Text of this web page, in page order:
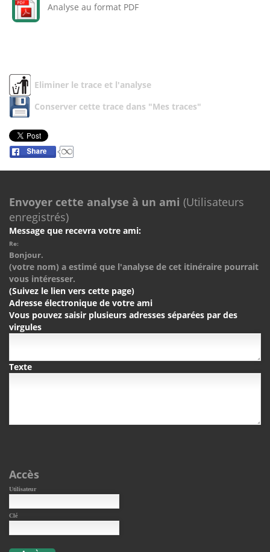
Analyse au format PDF
Eliminer le trace et l'analyse
Conserver cette trace dans "Mes traces"
Envoyer cette analyse à un ami (Utilisateurs
enregistrés)
Message que recevra votre ami:
Re:
Bonjour.
(votre nom) a estimé que l'analyse de cet itinéraire pourrait
vous intéresser.
(Suivez le lien vers cette page)
Adresse électronique de votre ami
Vous pouvez saisir plusieurs adresses séparées par des
virgules
Texte
Accès
Utilisateur
Clé